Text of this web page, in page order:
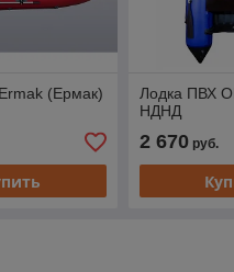
(Ермак)
Лодка ПВХ
НДНД
2 670руб.